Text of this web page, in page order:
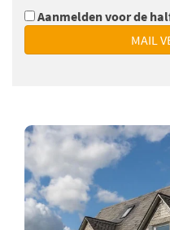
Aanmelden voor de
MAIL